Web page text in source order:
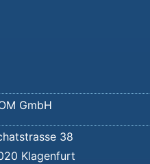
GmbH
38
Klagenfurt